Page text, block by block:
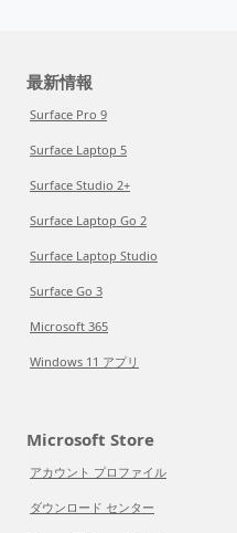
最新情報
Surface Pro 9
Surface Laptop 5
Surface Studio 2+
Surface Laptop Go 2
Surface Laptop Studio
Surface Go 3
Microsoft 365
Windows 11 アプリ
Microsoft Store
アカウント プロファイル
ダウンロード センター